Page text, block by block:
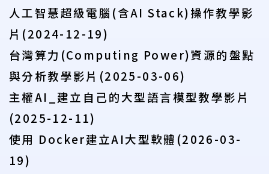
人工智慧超級電腦(含AI Stack)操作教學影
片(2024-12-19)
台灣算力(Computing Power)資源的盤點
與分析教學影片(2025-03-06)
主權AI_ 建立自己的大型語言模型教學影片
(2025-12-11)
使用 Docker建立AI大型軟體(2026-03-
19)